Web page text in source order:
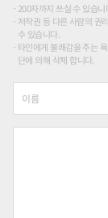
200자까지 쓰실 수 있습
저작권 등 다른 사람의 권
수 있습니다.
타인에게 불쾌감을 주는
단에 의해 삭제 합니다.